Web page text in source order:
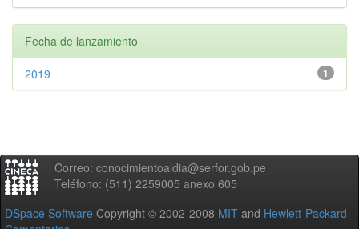
Fecha de lanzamiento
1
2019
Correo: conocimientoaldia@serfor.gob.pe
Teléfono: (511) 2259005 anexo 605
DSpace Software Copyright © 2002-2008 MIT and Hewlett-Packard -